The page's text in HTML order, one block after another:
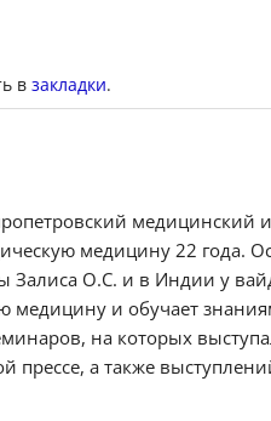
в закладки.
медицинский
медицину 22 года.
Залиса О.С. и в Индии у
медицину и обучает
на которых
прессе, а также